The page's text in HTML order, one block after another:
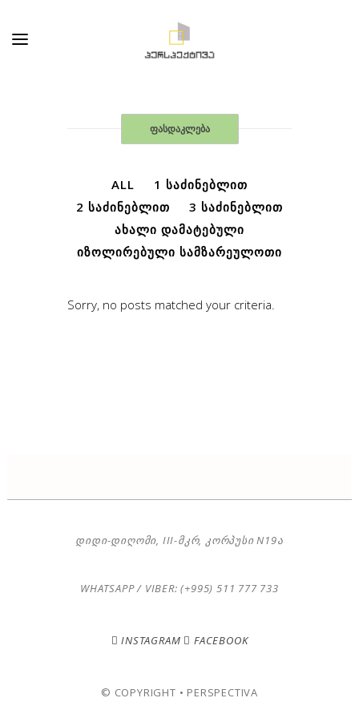
ფასდაკლება
ALL
1 ᲡᲐᲫᲘᲜᲔᲑᲚᲘᲗ
2 ᲡᲐᲫᲘᲜᲔᲑᲚᲘᲗ
3 ᲡᲐᲫᲘᲜᲔᲑᲚᲘᲗ
ᲐᲮᲐᲚᲘ ᲓᲐᲛᲐᲢᲔᲑᲣᲚᲘ
ᲘᲖᲝᲚᲘᲠᲔᲑᲣᲚᲘ ᲡᲐᲛᲖᲐᲠᲔᲣᲚᲝᲗᲘ
Sorry, no posts matched your criteria.
ᲓᲘᲓᲘ-ᲓᲘᲦᲝᲛᲘ, III-ᲛᲙᲠ, ᲙᲝᲠᲞᲣᲡᲘ N19Ა
WHATSAPP / VIBER: (+995) 511 777 733
INSTAGRAM FACEBOOK
© COPYRIGHT • PERSPECTIVA